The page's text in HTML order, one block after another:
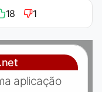
18 1
aplicação